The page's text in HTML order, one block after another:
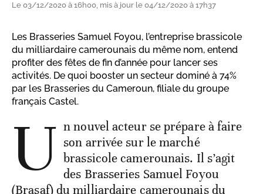
Le 03/12/2020 à 16h00, mis à jour le 04/12/2020 à 17h37
Les Brasseries Samuel Foyou, l’entreprise brassicole
du milliardaire camerounais du même nom, entend
profiter des fêtes de fin d’année pour lancer ses
activités. De quoi booster un secteur dominé à 74%
par les Brasseries du Cameroun, filiale du groupe
français Castel.
U n nouvel acteur se prépare à faire
son arrivée sur le marché
brassicole camerounais. Il s’agit
des Brasseries Samuel Foyou
(Brasaf) du milliardaire camerounais du